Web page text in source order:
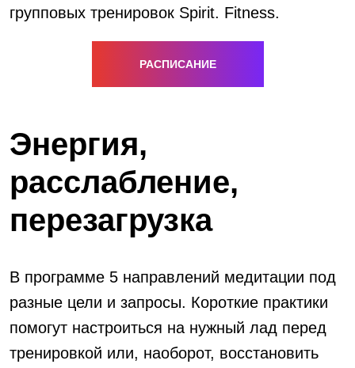
групповых тренировок Spirit. Fitness.
РАСПИСАНИЕ
Энергия,
расслабление,
перезагрузка
В программе 5 направлений медитации под
разные цели и запросы. Короткие практики
помогут настроиться на нужный лад перед
тренировкой или, наоборот, восстановить